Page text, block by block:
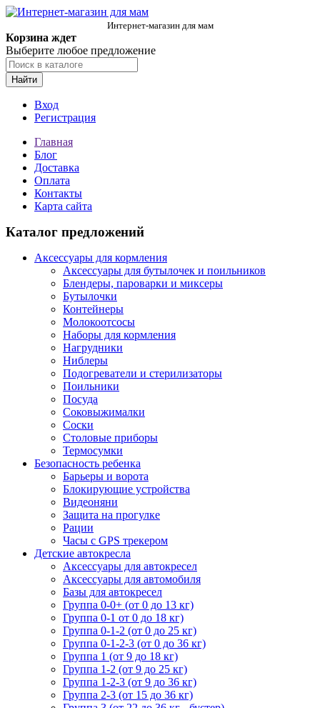
Интернет-магазин для мам
Корзина ждет
Выберите любое предложение
Найти
Вход
Регистрация
Главная
Блог
Доставка
Оплата
Контакты
Карта сайта
Каталог предложений
Аксессуары для кормления
Аксессуары для бутылочек и поильников
Блендеры, пароварки и миксеры
Бутылочки
Контейнеры
Молокоотсосы
Наборы для кормления
Нагрудники
Ниблеры
Подогреватели и стерилизаторы
Поильники
Посуда
Соковыжималки
Соски
Столовые приборы
Термосумки
Безопасность ребенка
Барьеры и ворота
Блокирующие устройства
Видеоняни
Защита на прогулке
Рации
Часы с GPS трекером
Детские автокресла
Аксессуары для автокресел
Аксессуары для автомобиля
Базы для автокресел
Группа 0-0+ (от 0 до 13 кг)
Группа 0-1 от 0 до 18 кг)
Группа 0-1-2 (от 0 до 25 кг)
Группа 0-1-2-3 (от 0 до 36 кг)
Группа 1 (от 9 до 18 кг)
Группа 1-2 (от 9 до 25 кг)
Группа 1-2-3 (от 9 до 36 кг)
Группа 2-3 (от 15 до 36 кг)